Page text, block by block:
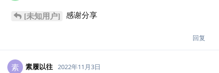
[未知用户] 感谢分享
回复
素 素履以往 2022年11月3日